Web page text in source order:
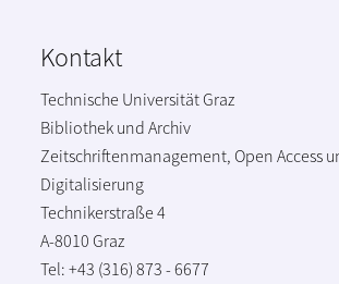
Kontakt
Technische Universität Graz
Bibliothek und Archiv
Zeitschriftenmanagement, Open Access
Digitalisierung
Technikerstraße 4
A-8010 Graz
Tel: +43 (316) 873 - 6677